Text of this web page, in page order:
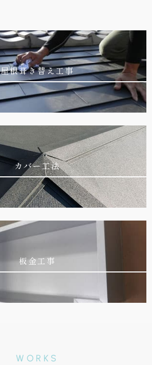
屋根葺き替え工事
カバー工法
板金工事
WORKS